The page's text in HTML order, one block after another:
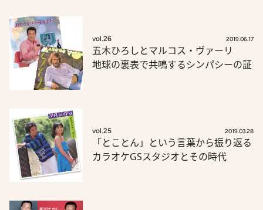
vol.26 2019.06.17
五木ひろしとマルコス・ヴァーリ
地球の裏表で共鳴するシンパシーの証
vol.25 2019.03.28
「とことん」という言葉から振り返る
カラオケGSスタジオとその時代